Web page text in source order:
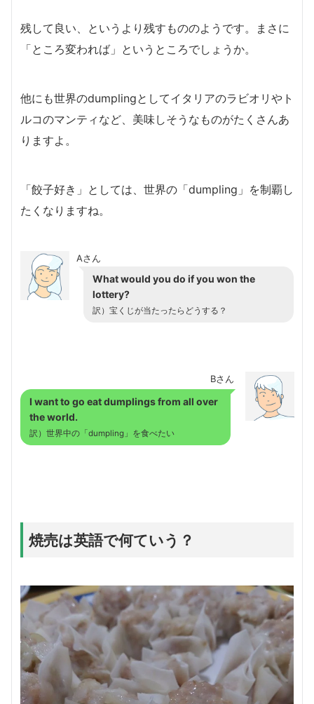
残して良い、というより残すもののようです。まさに
「ところ変われば」というところでしょうか。
他にも世界のdumplingとしてイタリアのラビオリやト
ルコのマンティなど、美味しそうなものがたくさんあ
りますよ。
「餃子好き」としては、世界の「dumpling」を制覇し
たくなりますね。
Aさん
What would you do if you won the
lottery?
訳）宝くじが当たったらどうする？
Bさん
I want to go eat dumplings from all over
the world.
訳）世界中の「dumpling」を食べたい
焼売は英語で何ていう？